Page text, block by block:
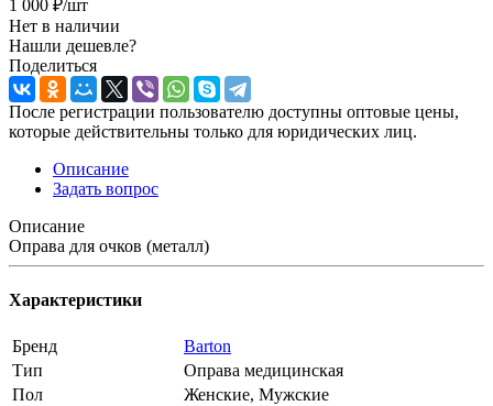
1 000 ₽/шт
Нет в наличии
Нашли дешевле?
Поделиться
После регистрации пользователю доступны оптовые цены,
которые действительны только для юридических лиц.
Описание
Задать вопрос
Описание
Оправа для очков (металл)
Характеристики
Бренд
Barton
Тип
Оправа медицинская
Пол
Женские, Мужские